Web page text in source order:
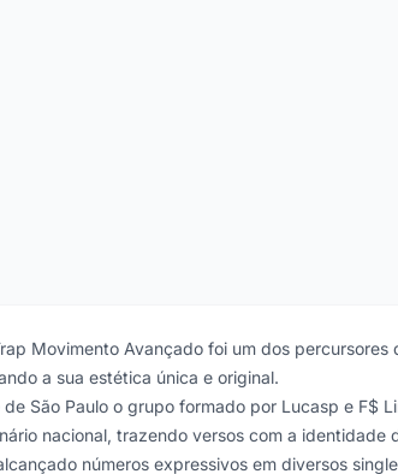
Movimento Avançado foi um dos
a sua estética única e original.
São Paulo o grupo formado por Lucasp e F$
nacional, trazendo versos com a identidade
números expressivos em diversos